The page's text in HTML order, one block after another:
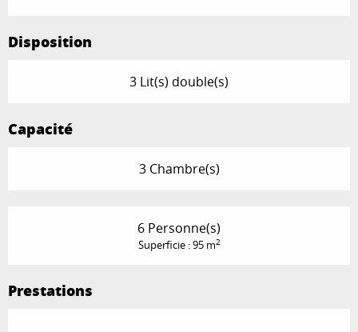
Disposition
3 Lit(s) double(s)
Capacité
3 Chambre(s)
6 Personne(s)
Superficie : 95 m2
Prestations